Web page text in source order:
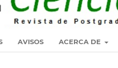
AVISOS ACERCA DE